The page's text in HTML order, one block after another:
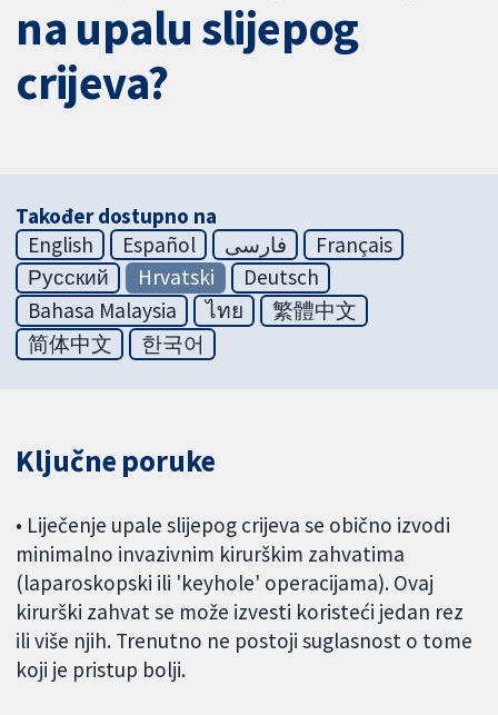
na upalu slijepog
crijeva?
Također dostupno na
English
Español فارسی
Français
Русский
Hrvatski
Deutsch
Bahasa Malaysia
ไทย
繁體中文
简体中文
한국어
Ključne poruke
• Liječenje upale slijepog crijeva se obično izvodi
minimalno invazivnim kirurškim zahvatima
(laparoskopski ili 'keyhole' operacijama). Ovaj
kirurški zahvat se može izvesti koristeći jedan rez
ili više njih. Trenutno ne postoji suglasnost o tome
koji je pristup bolji.